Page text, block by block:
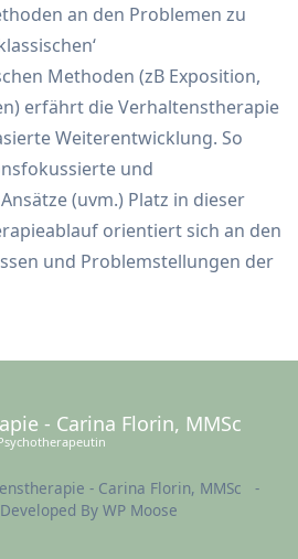
an den Problemen zu
Methoden (zB Exposition,
erfährt die Verhaltenstherapie
Weiterentwicklung. So
und
(uvm.) Platz in dieser
orientiert sich an den
und Problemstellungen der
- Carina Florin, MMSc
- Carina Florin, MMSc -
By WP Moose